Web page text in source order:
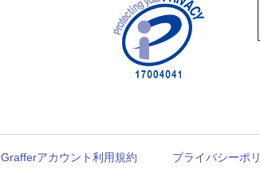
Grafferアカウント利用規約 プライバシーポ